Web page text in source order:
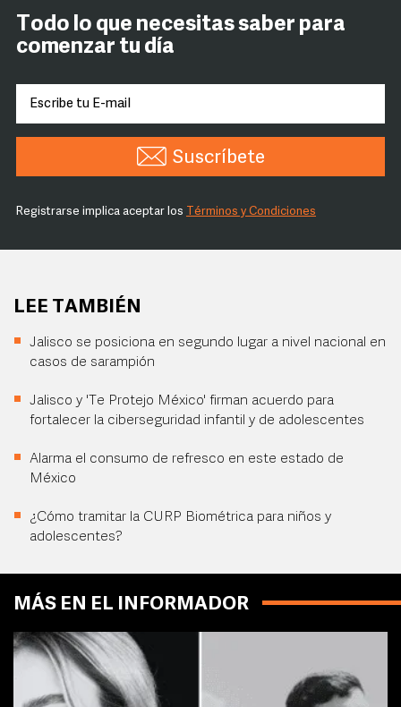
Todo lo que necesitas saber para
comenzar tu día
Suscríbete
Registrarse implica aceptar los Términos y Condiciones
LEE TAMBIÉN
Jalisco se posiciona en segundo lugar a nivel nacional en
casos de sarampión
Jalisco y 'Te Protejo México' firman acuerdo para
fortalecer la ciberseguridad infantil y de adolescentes
Alarma el consumo de refresco en este estado de
México
¿Cómo tramitar la CURP Biométrica para niños y
adolescentes?
MÁS EN EL INFORMADOR